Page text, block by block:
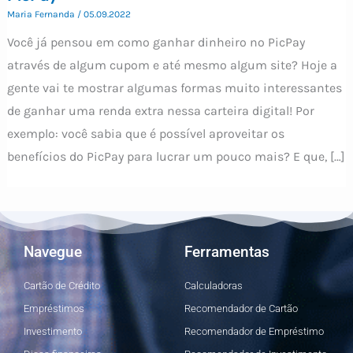
Maria Fernanda / 05.09.2022
Você já pensou em como ganhar dinheiro no PicPay
através de algum cupom e até mesmo algum site? Hoje a
gente vai te mostrar algumas formas muito interessantes
de ganhar uma renda extra nessa carteira digital! Por
exemplo: você sabia que é possível aproveitar os
benefícios do PicPay para lucrar um pouco mais? E que, […]
Navegue
Cartão de Crédito
Empréstimos
Investimento
Ferramentas
Calculadoras
Recomendador de Cartão
Recomendador de Empréstimo